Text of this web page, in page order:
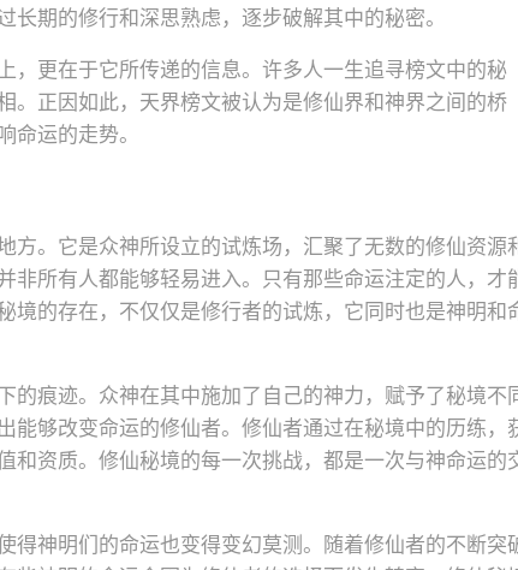
期的修行和深思熟虑，逐步破解其中的秘密。
，更在于它所传递的信息。许多人一生追寻榜文中的秘
。正因如此，天界榜文被认为是修仙界和神界之间的桥
运的走势。
方。它是众神所设立的试炼场，汇聚了无数的修仙资源
非所有人都能够轻易进入。只有那些命运注定的人，才
境的存在，不仅仅是修行者的试炼，它同时也是神明和
的痕迹。众神在其中施加了自己的神力，赋予了秘境不
能够改变命运的修仙者。修仙者通过在秘境中的历练，
和资质。修仙秘境的每一次挑战，都是一次与神命运的
得神明们的命运也变得变幻莫测。随着修仙者的不断突